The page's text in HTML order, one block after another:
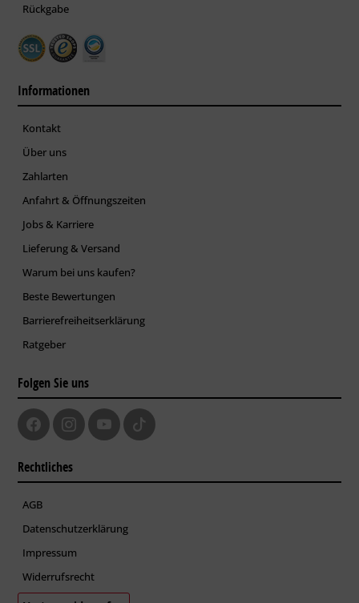
Rückgabe
Informationen
Kontakt
Über uns
Zahlarten
Anfahrt & Öffnungszeiten
Jobs & Karriere
Lieferung & Versand
Warum bei uns kaufen?
Beste Bewertungen
Barrierefreiheitserklärung
Ratgeber
Folgen Sie uns
Rechtliches
AGB
Datenschutzerklärung
Impressum
Widerrufsrecht